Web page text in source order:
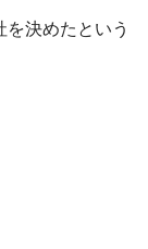
決めたという